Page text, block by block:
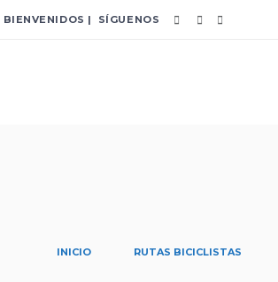
BIENVENIDOS | SÍGUENOS
INICIO RUTAS BICICLISTAS